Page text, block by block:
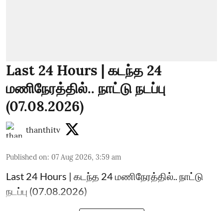
Last 24 Hours | கடந்த 24
மணிநேரத்தில்.. நாட்டு நடப்பு
(07.08.2026)
thanthitv
Published on: 07 Aug 2026, 3:59 am
Last 24 Hours | கடந்த 24 மணிநேரத்தில்.. நாட்டு
நடப்பு (07.08.2026)